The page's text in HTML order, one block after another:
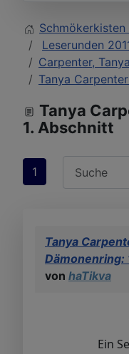
Schmökerkisten
Leserunden
Carpenter,
Tanya
Tanya
1. Abschnitt
1
Tanya
Dämonenring:
von haTikva
Ein